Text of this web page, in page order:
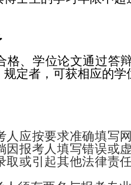
格、学位论文通过答
规定者，可获相应的学
人应按要求准确填写
因报考人填写错误或
取或引起其他法律责